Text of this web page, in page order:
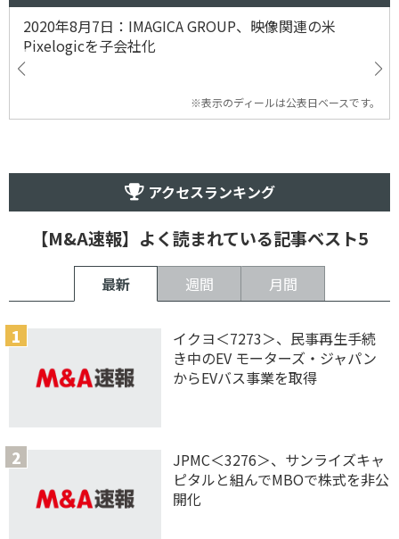
2020年8月7日：IMAGICA GROUP、映像関連の米
Pixelogicを子会社化
※表示のディールは公表日ベースです。
アクセスランキング
【M&A速報】よく読まれている記事ベスト5
最新 週間 月間
イクヨ＜7273＞、民事再生手続
き中のEV モーターズ・ジャパン
からEVバス事業を取得
JPMC＜3276＞、サンライズキャ
ピタルと組んでMBOで株式を非公
開化